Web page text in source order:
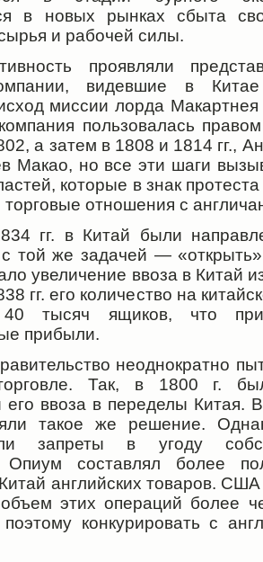
в новых рынках сбыта
и рабочей силы.
проявляли
видевшие в
миссии лорда
пользовалась
а затем в 1808 и 1814 гг.,
Макао, но все эти шаги
которые в знак
отношения с
гг. в Китай были
той же задачей —
увеличение ввоза в Китай
гг. его количество на
тысяч ящиков, что
прибыли.
неоднократно
Так, в 1800 г.
ввоза в переделы Китая.
такое же решение.
запреты в угоду
Опиум составлял более
английских товаров.
этих операций более
поэтому конкурировать с